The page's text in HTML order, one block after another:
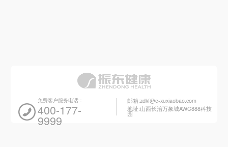
免费客户服务电话：
400-177-
9999
邮箱:zdkf@e-xuxiaobao.com
地址:山西长治万象城AWC888科技
园